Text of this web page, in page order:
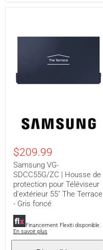
VG-
SDCC55G/ZC
de
protection
pour
Téléviseur
d'extérieur
55"
The
Terrace
Gris
foncé
$209.99
Samsung VG-
SDCC55G/ZC | Housse de
protection pour Téléviseur
d'extérieur 55" The Terrace
- Gris foncé
Financement Flexiti disponible.
En savoir plus